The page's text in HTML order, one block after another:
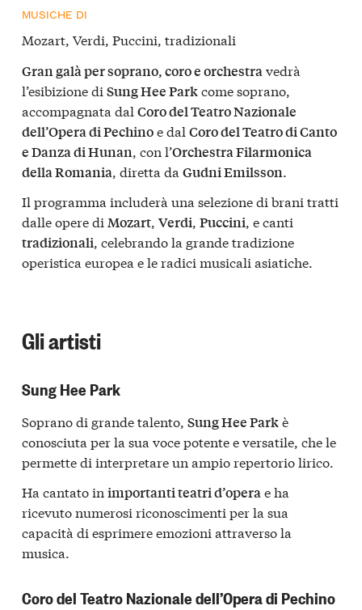
MUSICHE DI
Mozart, Verdi, Puccini, tradizionali
Gran galà per soprano, coro e orchestravedrà
l’esibizione di Sung Hee Parkcome soprano,
accompagnata dal Coro del Teatro Nazionale
dell’Opera di Pechinoe dal Coro del Teatro di Canto
e Danza di Hunan, con l’Orchestra Filarmonica
della Romania, diretta da Gudni Emilsson.
Il programma includerà una selezione di brani tratti
dalle opere di Mozart, Verdi, Puccini, e canti
tradizionali, celebrando la grande tradizione
operistica europea e le radici musicali asiatiche.
Gli artisti
Sung Hee Park
Soprano di grande talento, Sung Hee Parkè
conosciuta per la sua voce potente e versatile, che le
permette di interpretare un ampio repertorio lirico.
Ha cantato in importanti teatri d’operae ha
ricevuto numerosi riconoscimenti per la sua
capacità di esprimere emozioni attraverso la
musica.
Coro del Teatro Nazionale dell’Opera di Pechino